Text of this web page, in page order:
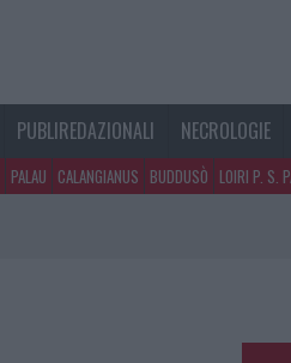
PUBLIREDAZIONALI NECROLOGIE
PALAU CALANGIANUS BUDDUSÒ LOIRI P. S.